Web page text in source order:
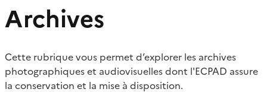
Archives
Cette rubrique vous permet d’explorer les archives
photographiques et audiovisuelles dont l'ECPAD assure
la conservation et la mise à disposition.